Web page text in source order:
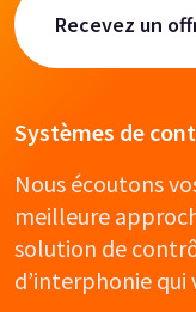
Recevez un
Systèmes de
Nous écoutons
meilleure
solution de
d’interphonie qui